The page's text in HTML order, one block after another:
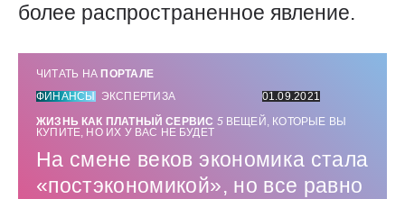
более распространенное явление.
ЧИТАТЬ НА ПОРТАЛЕ
ФИНАНСЫ
ЭКСПЕРТИЗА
01.09.2021
ЖИЗНЬ КАК ПЛАТНЫЙ СЕРВИС 5 ВЕЩЕЙ, КОТОРЫЕ ВЫ
КУПИТЕ, НО ИХ У ВАС НЕ БУДЕТ
На смене веков экономика стала
«постэкономикой», но все равно